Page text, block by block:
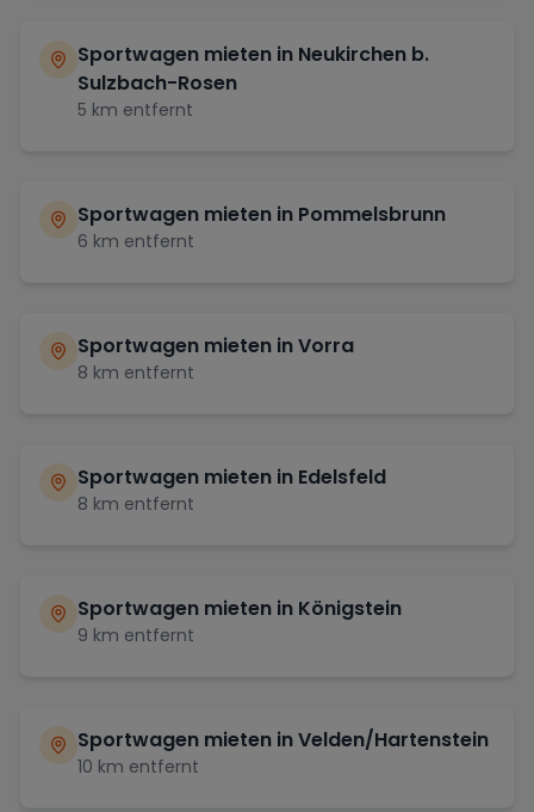
Sportwagen mieten in Neukirchen b.
Sulzbach-Rosen
5 km entfernt
Sportwagen mieten in Pommelsbrunn
6 km entfernt
Sportwagen mieten inVorra
8 km entfernt
Sportwagen mieten in Edelsfeld
8 km entfernt
Sportwagen mieten in Königstein
9 km entfernt
Sportwagen mieten inVelden/Hartenstein
10 km entfernt